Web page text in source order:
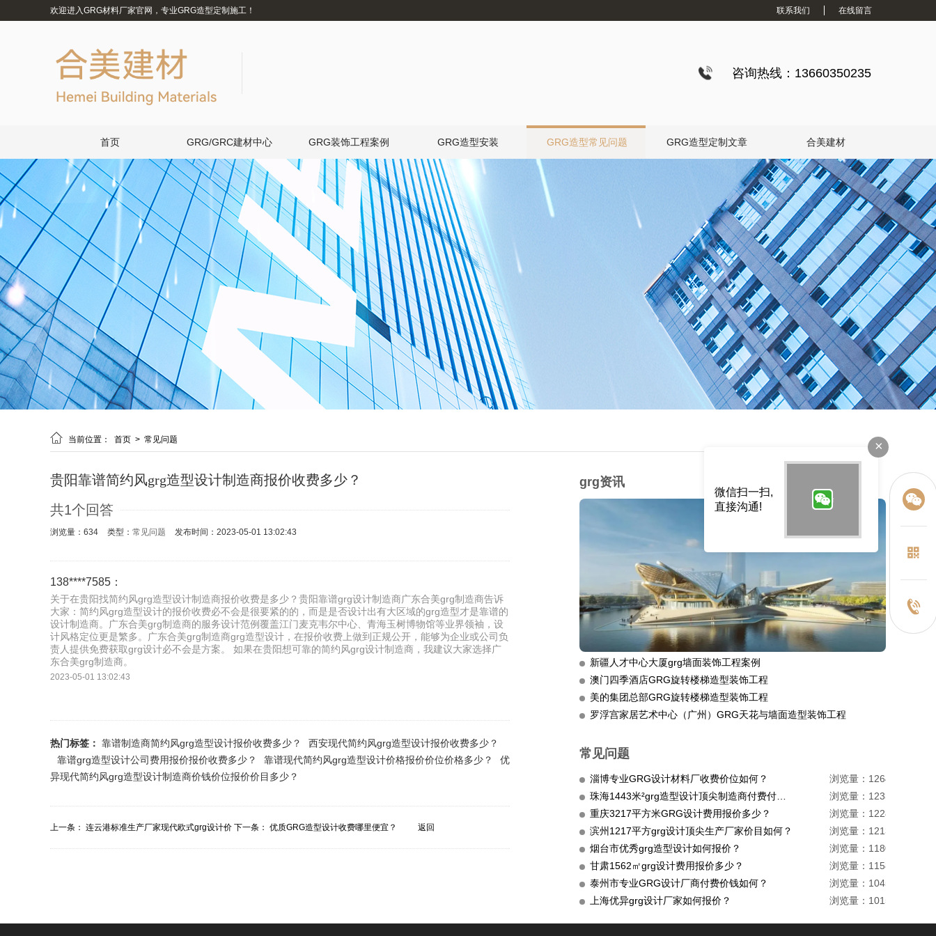
欢迎进入GRG材料厂家官网，专业GRG造型定制施工！ 联系我们 在线留言
咨询热线：13660350235
首页 GRG/GRC建材中心 GRG装饰工程案例 GRG造型安装 GRG造型常见问题 GRG造型定制文章 合美建材
 当前位置： 首页 > 常见问题
贵阳靠谱简约风grg造型设计制造商报价收费多少？
共1个回答
浏览量：634 类型： 常见问题 发布时间：2023-05-01 13:02:43
138****7585：
关于在贵阳找简约风grg造型设计制造商报价收费是多少？贵阳靠谱grg设计制造商广东合美grg制造商告诉
大家：简约风grg造型设计的报价收费必不会是很要紧的的，而是是否设计出有大区域的grg造型才是靠谱的
设计制造商。广东合美grg制造商的服务设计范例覆盖江门麦克韦尔中心、青海玉树博物馆等业界领袖，设
计风格定位更是繁多。广东合美grg制造商grg造型设计，在报价收费上做到正规公开，能够为企业或公司负
责人提供免费获取grg设计必不会是方案。 如果在贵阳想可靠的简约风grg设计制造商，我建议大家选择广
东合美grg制造商。
2023-05-01 13:02:43
热门标签： 靠谱制造商简约风grg造型设计报价收费多少？
西安现代简约风grg造型设计报价收费多少？
靠谱grg造型设计公司费用报价报价收费多少？
靠谱现代简约风grg造型设计价格报价价位价格多少？
优
异现代简约风grg造型设计制造商价钱价位报价价目多少？
上一条： 连云港标准生产厂家现代欧式grg设计价 下一条： 优质GRG造型设计收费哪里便宜？ 返回
grg资讯
新疆人才中心大厦grg墙面装饰工程案例
澳门四季酒店GRG旋转楼梯造型装饰工程
美的集团总部GRG旋转楼梯造型装饰工程
罗浮宫家居艺术中心（广州）GRG天花与墙面造型装饰工程
常见问题
淄博专业GRG设计材料厂收费价位如何？
浏览量：1264
浏览量：1233
重庆3217平方米GRG设计费用报价多少？
浏览量：1228
滨州1217平方grg设计顶尖生产厂家价目如何？
浏览量：1213
烟台市优秀grg造型设计如何报价？
浏览量：1180
甘肃1562㎡grg设计费用报价多少？
浏览量：1158
泰州市专业GRG设计厂商付费价钱如何？
浏览量：1045
上海优异grg设计厂家如何报价？
浏览量：1015
×
微信扫一扫,
直接沟通!